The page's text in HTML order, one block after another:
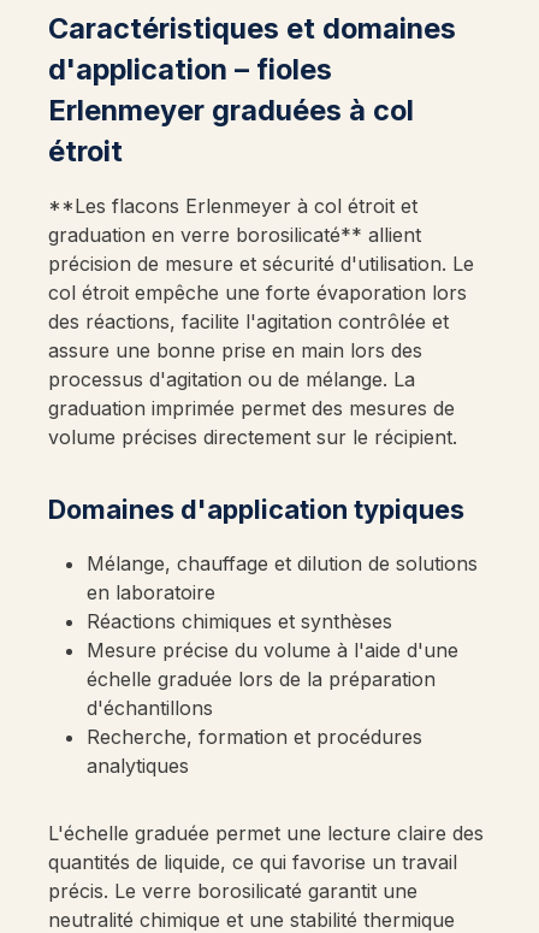
Caractéristiques et domaines
d'application – fioles
Erlenmeyer graduées à col
étroit
**Les flacons Erlenmeyer à col étroit et
graduation en verre borosilicaté** allient
précision de mesure et sécurité d'utilisation. Le
col étroit empêche une forte évaporation lors
des réactions, facilite l'agitation contrôlée et
assure une bonne prise en main lors des
processus d'agitation ou de mélange. La
graduation imprimée permet des mesures de
volume précises directement sur le récipient.
Domaines d'application typiques
Mélange, chauffage et dilution de solutions
en laboratoire
Réactions chimiques et synthèses
Mesure précise du volume à l'aide d'une
échelle graduée lors de la préparation
d'échantillons
Recherche, formation et procédures
analytiques
L'échelle graduée permet une lecture claire des
quantités de liquide, ce qui favorise un travail
précis. Le verre borosilicaté garantit une
neutralité chimique et une stabilité thermique